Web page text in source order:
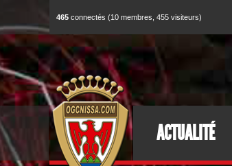
465 connectés (10 membres, 455 visiteurs)
ACTUALITÉ